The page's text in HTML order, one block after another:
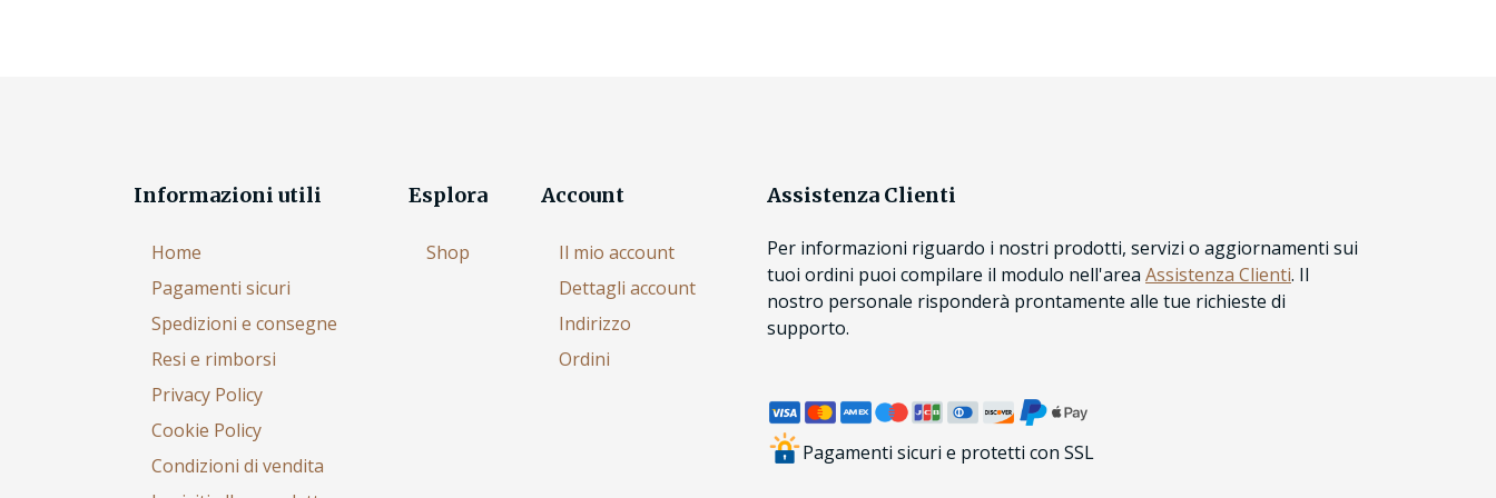
Informazioni utili
Home
Pagamenti sicuri
Spedizioni e consegne
Resi e rimborsi
Privacy Policy
Cookie Policy
Condizioni di vendita
Esplora
Shop
Account
Il mio account
Dettagli account
Indirizzo
Ordini
Assistenza Clienti
Per informazioni riguardo i nostri prodotti, servizi o aggiornamenti sui
tuoi ordini puoi compilare il modulo nell'area Assistenza Clienti. Il
nostro personale risponderà prontamente alle tue richieste di
supporto.
Pagamenti sicuri e protetti con SSL